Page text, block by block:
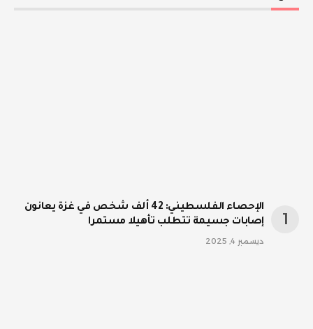
الإحصاء الفلسطيني: 42 ألف شخص في غزة يعانون
إصابات جسيمة تتطلب تأهيلا مستمرا
ديسمبر 4, 2025